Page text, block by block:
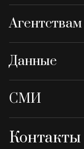
Агентствам
Данные
СМИ
Контакты